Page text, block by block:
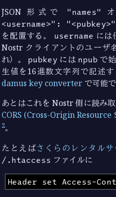
JSON 形式で "names"
<username>": "<pubkey>"
を配置する。 username には
Nostr クライアントのユーザ
れ）。 pubkey には npub で
生値を16進数文字列で記述
damus key converter で可能で
あとはこれを Nostr 側に読み
CORS (Cross-Origin Resource
2。
たとえばさくらのレンタルサ
/.htaccess ファイルに
Header set Access-